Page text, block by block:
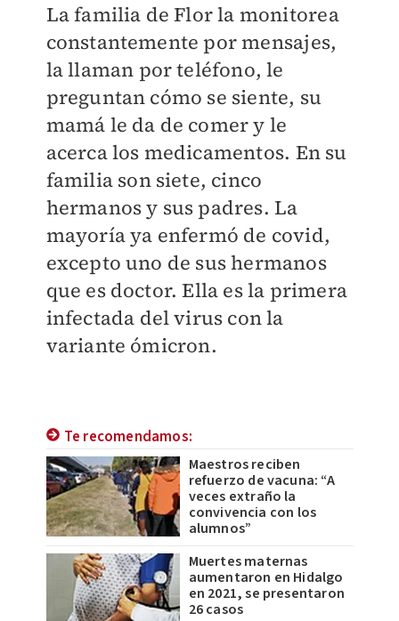
La familia de Flor la monitorea
constantemente por mensajes,
la llaman por teléfono, le
preguntan cómo se siente, su
mamá le da de comer y le
acerca los medicamentos. En su
familia son siete, cinco
hermanos y sus padres. La
mayoría ya enfermó de covid,
excepto uno de sus hermanos
que es doctor. Ella es la primera
infectada del virus con la
variante ómicron.
Te recomendamos:
Maestros reciben
refuerzo de vacuna: “A
veces extraño la
convivencia con los
alumnos”
Muertes maternas
aumentaron en Hidalgo
en 2021, se presentaron
26 casos